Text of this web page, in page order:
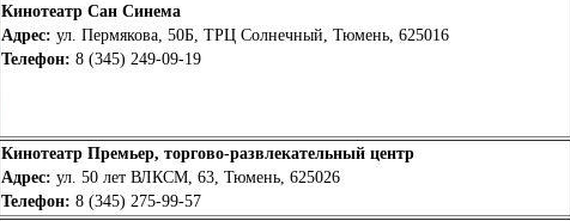
Кинотеатр Сан Синема
Адрес: ул. Пермякова, 50Б, ТРЦ Солнечный, Тюмень, 625016
Телефон: 8 (345) 249-09-19
Кинотеатр Премьер, торгово-развлекательный центр
Адрес: ул. 50 лет ВЛКСМ, 63, Тюмень, 625026
Телефон: 8 (345) 275-99-57